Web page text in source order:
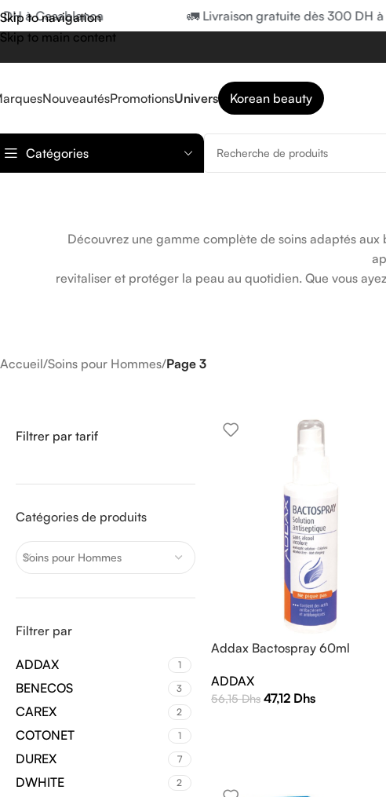
Skip to navigation
Skip to main content
Casablanca 🚛 Livraison gratuite dès 300 DH à
NouveautésPromotionsUnivers Korean beauty
Catégories
Découvrez une gamme complète de soins adaptés
revitaliser et protéger la peau au quotidien. Que vous
Accueil/Soins pour Hommes/Page 3
Filtrer par tarif
Catégories de produits
Soins pour Hommes
Filtrer par
ADDAX 1
BENECOS 3
CAREX 2
COTONET 1
DUREX 7
DWHITE 2
Addax Bactospray 60ml
ADDAX
56,15Dhs 47,12 Dhs